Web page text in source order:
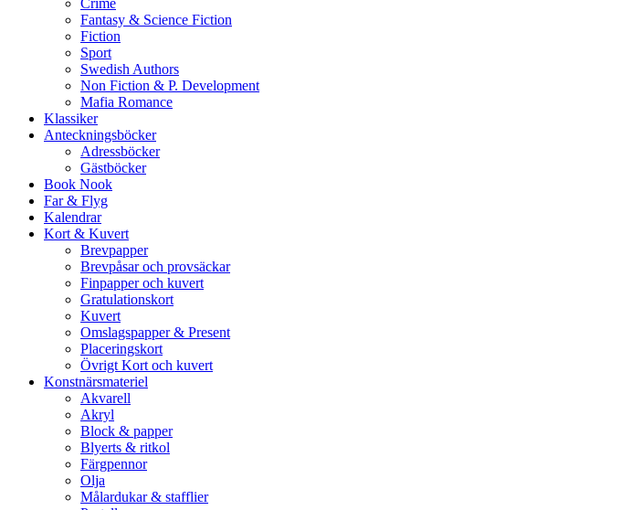
Crime
Fantasy & Science Fiction
Fiction
Sport
Swedish Authors
Non Fiction & P. Development
Mafia Romance
Klassiker
Anteckningsböcker
Adressböcker
Gästböcker
Book Nook
Far & Flyg
Kalendrar
Kort & Kuvert
Brevpapper
Brevpåsar och provsäckar
Finpapper och kuvert
Gratulationskort
Kuvert
Omslagspapper & Present
Placeringskort
Övrigt Kort och kuvert
Konstnärsmateriel
Akvarell
Akryl
Block & papper
Blyerts & ritkol
Färgpennor
Olja
Målardukar & stafflier